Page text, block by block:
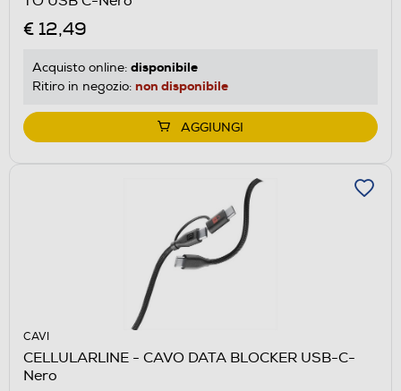
€ 12,49
Acquisto online: disponibile
Ritiro in negozio: non disponibile
AGGIUNGI
CAVI
CELLULARLINE - CAVO DATA BLOCKER USB-C-
Nero